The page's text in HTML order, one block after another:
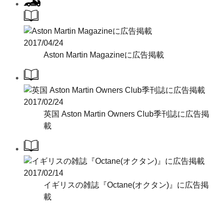
2017/04/24
Aston Martin Magazineに広告掲載
2017/02/24
英国 Aston Martin Owners Club季刊誌に広告掲
載
2017/02/14
イギリスの雑誌『Octane(オクタン)』に広告掲
載